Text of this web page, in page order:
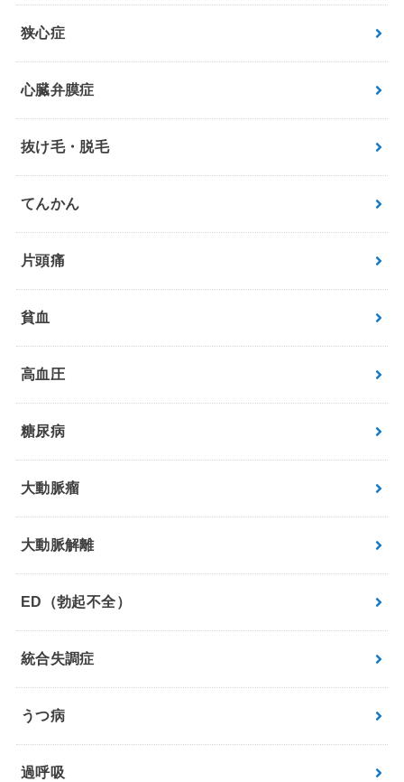
狭心症
心臓弁膜症
抜け毛・脱毛
てんかん
片頭痛
貧血
高血圧
糖尿病
大動脈瘤
大動脈解離
ED（勃起不全）
統合失調症
うつ病
過呼吸